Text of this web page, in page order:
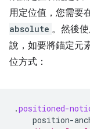
用定位值，您需要
absolute 。然後
說，如要將錨定元
位方式：
.positioned-
position-